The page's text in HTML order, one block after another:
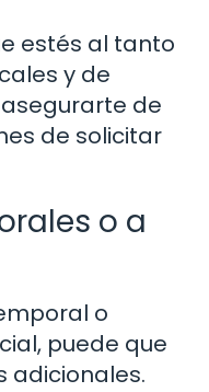
estés al tanto
y de
de
de solicitar
o a
o
puede que
adicionales.